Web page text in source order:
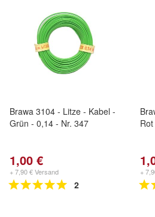
Brawa 3104 - Litze - Kabel -
Grün - 0,14 - Nr. 347
1,00 €
+ 7,90 € Versand
2
+